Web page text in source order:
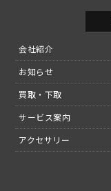
会社紹介
お知らせ
買取・下取
サービス案内
アクセサリー